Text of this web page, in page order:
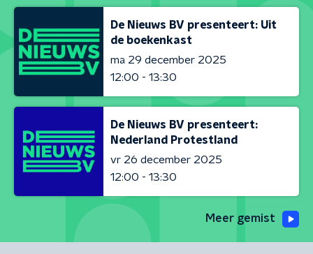
De Nieuws BV presenteert: Uit
de boekenkast
ma 29 december 2025
12:00 - 13:30
De Nieuws BV presenteert:
Nederland Protestland
vr 26 december 2025
12:00 - 13:30
Meer gemist